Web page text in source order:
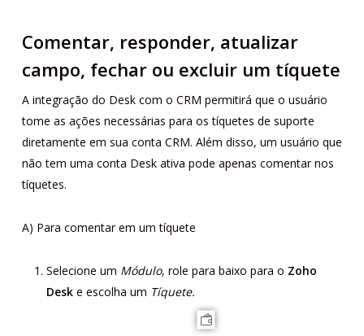
Comentar, responder, atualizar
campo, fechar ou excluir um tíquete
A integração do Desk com o CRM permitirá que o usuário
tome as ações necessárias para os tíquetes de suporte
diretamente em sua conta CRM. Além disso, um usuário que
não tem uma conta Desk ativa pode apenas comentar nos
tíquetes.
A) Para comentar em um tíquete
Selecione um Módulo, role para baixo para o Zoho
Deske escolha um Tíquete.